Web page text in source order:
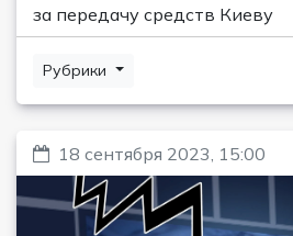
за передачу средств Киеву
Рубрики
18 сентября 2023, 15:00